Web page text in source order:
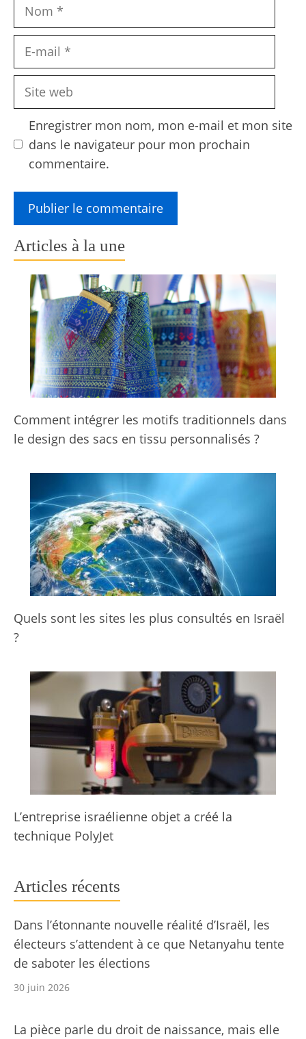
Site
Enregistrer mon nom, mon e-mail et mon site
dans le navigateur pour mon prochain
commentaire.
Articles à la une
Comment intégrer les motifs traditionnels dans
le design des sacs en tissu personnalisés ?
Quels sont les sites les plus consultés en Israël
?
L’entreprise israélienne objet a créé la
technique PolyJet
Articles récents
Dans l’étonnante nouvelle réalité d’Israël, les
électeurs s’attendent à ce que Netanyahu tente
de saboter les élections
30 juin 2026
La pièce parle du droit de naissance, mais elle